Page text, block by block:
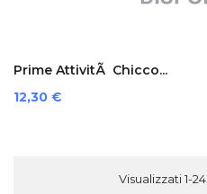
Prime AttivitÃ Chicco...
Prezzo
12,30 €
Visualizzati 1-